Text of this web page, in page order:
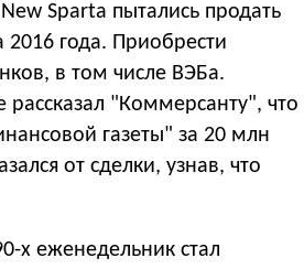
Sparta пытались продать
года. Приобрести
в том числе ВЭБа.
"Коммерсанту", что
газеты" за 20 млн
от сделки, узнав, что
х еженедельник стал